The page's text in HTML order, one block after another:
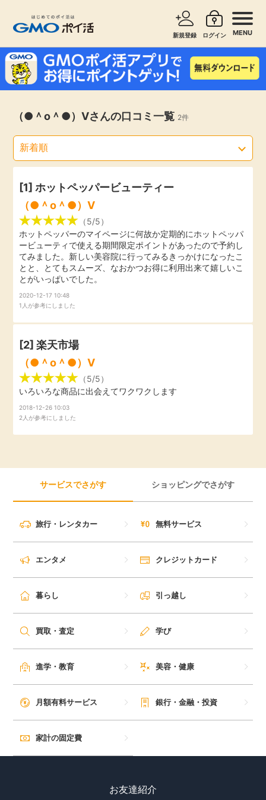
新規登録 ログイン MENU
お知らせ
新着
高還元
無料
即日還元
アンケート
ゲーム
買い物
モニター
ポイ活お得情報
お友達紹介
毎日ゲット
特集一覧
GMOポイ活の使い方
ヘルプセンター
サービスで探す ショッピングで探す
旅行・レンタカー
エンタメ
クレジットカード
暮らし
引っ越し
学び
進学・教育
美容・健康
（●＾o＾●）Vさんの口コミ一覧 2件
[1] ホットペッパービューティー
（●＾o＾●）V
（5/5）
ホットペッパーのマイページに何故か定期的にホットペッパ
ービューティで使える期間限定ポイントがあったので予約し
てみました。新しい美容院に行ってみるきっかけになったこ
とと、とてもスムーズ、なおかつお得に利用出来て嬉しいこ
とがいっぱいでした。
2020-12-17 10:48
1人が参考にしました
[2]楽天市場
（●＾o＾●）V
（5/5）
いろいろな商品に出会えてワクワクします
2018-12-26 10:03
2人が参考にしました
サービスでさがす ショッピングでさがす
旅行・レンタカー 無料サービス
エンタメ クレジットカード
暮らし 引っ越し
買取・査定 学び
進学・教育 美容・健康
月額有料サービス 銀行・金融・投資
家計の固定費
お友達紹介